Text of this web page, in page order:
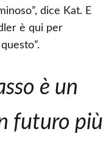
dice Kat. E
è qui per
è un
futuro più